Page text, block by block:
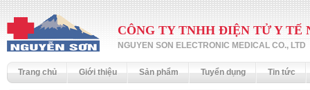
CÔNG TY TNHH ĐIỆN TỬ Y TẾ
NGUYEN SON ELECTRONIC MEDICAL CO., LTD
Trang chủ Giới thiệu Sản phẩm Tuyển dụng Tin tức